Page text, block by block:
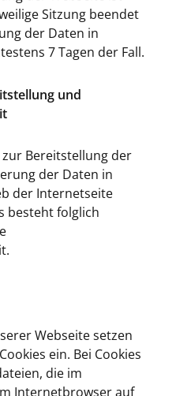
Sitzung beendet
der Daten in
7 Tagen der Fall.
und
Bereitstellung der
der Daten in
der Internetseite
besteht folglich
Webseite setzen
ein. Bei Cookies
die im
Internetbrowser auf